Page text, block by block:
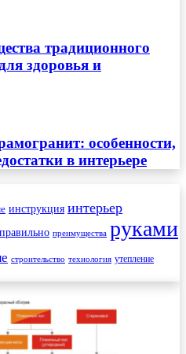
традиционного
здоровья и
особенности,
в интерьере
инструкция интерьер
правильно преимущества руками
строительство технология утепление